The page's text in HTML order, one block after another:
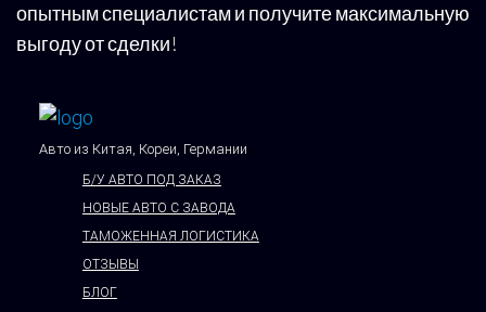
опытным специалистам и получите максимальную
выгоду от сделки!
Авто из Китая, Кореи, Германии
Б/У АВТО ПОД ЗАКАЗ
НОВЫЕ АВТО С ЗАВОДА
ТАМОЖЕННАЯ ЛОГИСТИКА
ОТЗЫВЫ
БЛОГ